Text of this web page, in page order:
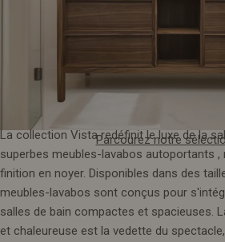
Explorez la plus belle
Parcourez notre
La collection Vista redéfinit le luxe de la
superbes meubles-lavabos autoportants ,
finition en noyer. Disponibles dans des
meubles-lavabos sont conçus pour
salles de bain compactes et spacieuses.
et chaleureuse est la vedette du